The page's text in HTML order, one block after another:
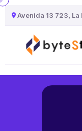
Avenida 13 723,